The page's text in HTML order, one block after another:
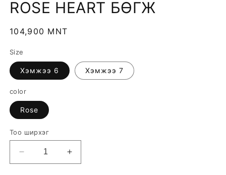
ROSE HEART БӨГЖ
Regular
104,900 MNT
Size
Хэмжээ 6 Хэмжээ 7
color
Rose
Тоо ширхэг
Decrease
quantity
Increase
quantity